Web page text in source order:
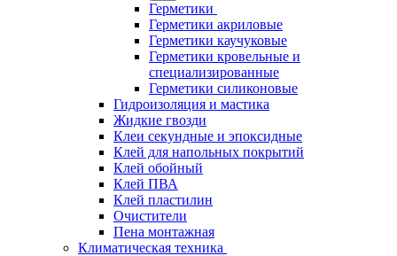
Герметики
Герметики акриловые
Герметики каучуковые
Герметики кровельные и
специализированные
Герметики силиконовые
Гидроизоляция и мастика
Жидкие гвозди
Клеи секундные и эпоксидные
Клей для напольных покрытий
Клей обойный
Клей ПВА
Клей пластилин
Очистители
Пена монтажная
Климатическая техника